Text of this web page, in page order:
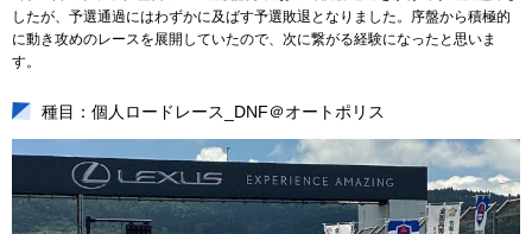
したが、予選通過にはわずかに及ばす予選敗退となりました。序盤から積極的
に動き攻めのレースを展開していたので、次に繋がる経験になったと思いま
す。
種目：個人ロードレース_DNF＠オートポリス